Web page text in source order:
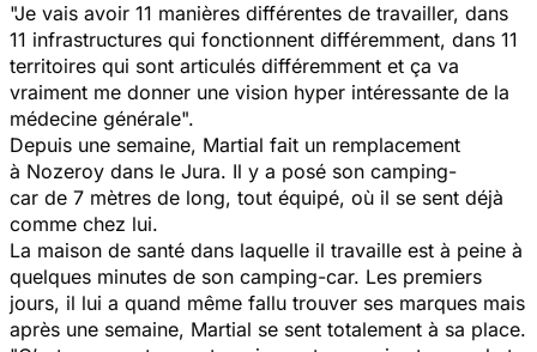
"Je vais avoir 11 manières différentes de travailler, dans
11 infrastructures qui fonctionnent différemment, dans 11
territoires qui sont articulés différemment et ça va
vraiment me donner une vision hyper intéressante de la
médecine générale".
Depuis une semaine, Martial fait un remplacement
à Nozeroy dans le Jura. Il y a posé son camping-
car de 7 mètres de long, tout équipé, où il se sent déjà
comme chez lui.
La maison de santé dans laquelle il travaille est à peine à
quelques minutes de son camping-car. Les premiers
jours, il lui a quand même fallu trouver ses marques mais
après une semaine, Martial se sent totalement à sa place.